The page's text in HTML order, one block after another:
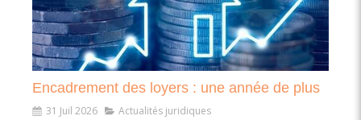
Encadrement des loyers : une année de plus
31 Juil 2026 Actualités juridiques